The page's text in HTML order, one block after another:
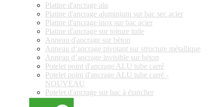
Platine d'ancrage alu
Platine d'ancrage aluminium sur bac sec acier
Platine d'ancrage inox sur bac acier
Platine d'ancrage sur toiture tuile
Anneau d'ancrage sur béton
Anneau d’ancrage pivotant sur structure métallique
Anneau d’ancrage invisible sur béton
Potelet point d'ancrage ALU tube carré
Potelet point d'ancrage ALU tube carré -
NOUVEAU
Potelet d'ancrage sur bac à étancher